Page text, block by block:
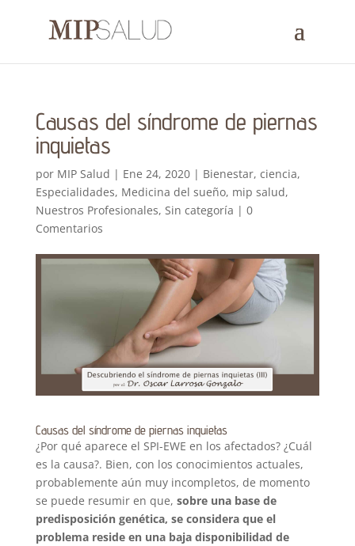
Causas del síndrome de piernas
inquietas
por MIP Salud | Ene 24, 2020| Bienestar, ciencia,
Especialidades, Medicina del sueño, mip salud,
Nuestros Profesionales, Sin categoría | 0
Comentarios
Causas del síndrome de piernas inquietas
¿Por qué aparece el SPI-EWE en los afectados? ¿Cuál
es la causa?. Bien, con los conocimientos actuales,
probablemente aún muy incompletos, de momento
se puede resumir en que, sobre una base de
predisposición genética, se considera que el
problema reside en una baja disponibilidad de